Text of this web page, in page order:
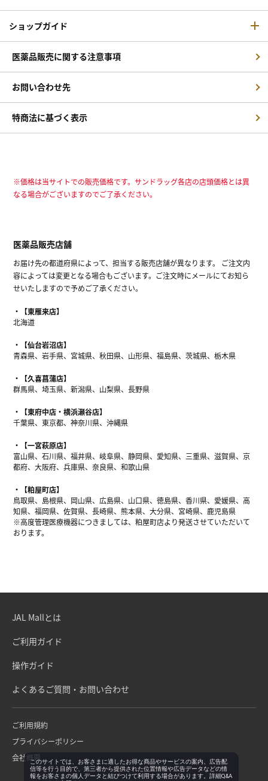
ショップガイド
医薬品販売に関する注意事項
お問い合わせ先
特商法に基づく表示
※価格は当サイトでの販売価格です。サンドラッグ各店の店頭価格とは異
なる場合がございますのでご了承ください。
医薬品販売店舗
お届け先の都道府県によって、担当する販売店舗が異なります。 ご注文内
容によっては変更となる場合もございます。ご注文時にメールにてお知ら
せいたしますので予めご了承ください。
【東雁来店】
北海道
【仙台岩沼店】
青森県、岩手県、宮城県、秋田県、山形県、福島県、茨城県、栃木県
【久喜菖蒲店】
群馬県、埼玉県、新潟県、山梨県、長野県
【東府中店・横浜瀬谷店】
千葉県、東京都、神奈川県、沖縄県
【一宮萩原店】
富山県、石川県、福井県、岐阜県、静岡県、愛知県、三重県、滋賀県、京
都府、大阪府、兵庫県、奈良県、和歌山県
【粕屋町店】
鳥取県、島根県、岡山県、広島県、山口県、徳島県、香川県、愛媛県、高
知県、福岡県、佐賀県、長崎県、熊本県、大分県、宮崎県、鹿児島県
※高度管理医療機器につきましては、粕屋町店より発送させていただいて
おります。
JAL Mallとは
ご利用ガイド
操作ガイド
よくあるご質問・お問い合わせ
ご利用規約
プライバシーポリシー
会社概要このサイトでは、お客さまに適したお得な商品やサービスの案内、広告配
信等を行う目的で、第三者から提供された位置情報や広告データなどの情
報をお客さまの個人データと結びつけて利用する場合があります。詳細Q&A